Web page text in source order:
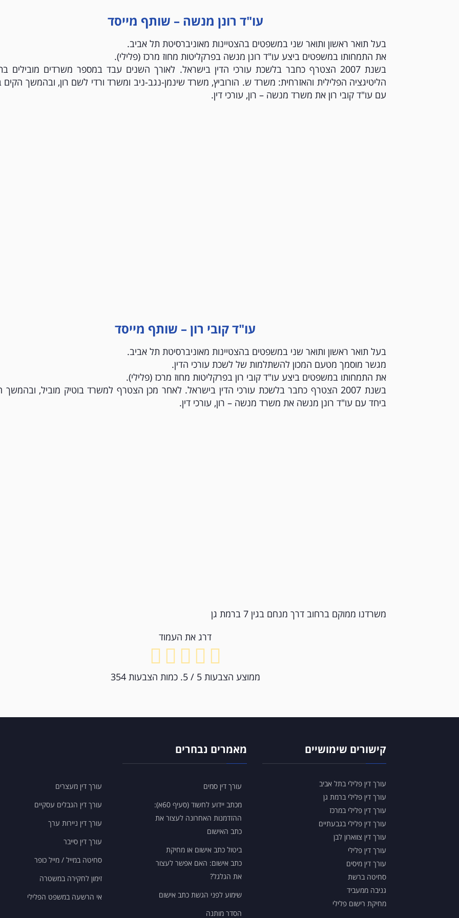
עו"ד רונן מנשה – שותף מייסד
בעל תואר ראשון ותואר שני במשפטים בהצטיינות מאוניברסיטת תל אביב.
את התמחותו במשפטים ביצע עו"ד רונן מנשה בפרקליטות מחוז מרכז (פלילי).
בשנת 2007 הצטרף כחבר בלשכת עורכי הדין בישראל. לאורך השנים עבד במספר משרדים מובילים
הליטיגציה הפלילית והאזרחית: משרד ש. הורוביץ, משרד שינמן-נגב-ניב ומשרד ורדי לשם רון, ובהמשך הקים
עם עו"ד קובי רון את משרד מנשה – רון, עורכי דין.
עו"ד קובי רון – שותף מייסד
בעל תואר ראשון ותואר שני במשפטים בהצטיינות מאוניברסיטת תל אביב.
מגשר מוסמך מטעם המכון להשתלמות של לשכת עורכי הדין.
את התמחותו במשפטים ביצע עו"ד קובי רון בפרקליטות מחוז מרכז (פלילי).
בשנת 2007 הצטרף כחבר בלשכת עורכי הדין בישראל. לאחר מכן הצטרף למשרד בוטיק מוביל, ובהמשך
ביחד עם עו"ד רונן מנשה את משרד מנשה – רון, עורכי דין.
משרדנו ממוקם ברחוב דרך מנחם בגין 7 ברמת גן
דרג את העמוד
ממוצע הצבעות5 / 5. כמות הצבעות 354
קישורים שימושיים
עורך דין פלילי בתל אביב
עורך דין פלילי ברמת גן
עורך דין פלילי במרכז
עורך דין פלילי בגבעתיים
עורך דין צווארון לבן
עורך דין פלילי
עורך דין מיסים
סחיטה ברשת
גניבה ממעביד
מחיקת רישום פלילי
מאמרים נבחרים
עורך דין סמים
מכתב יידוע לחשוד (סעיף 60א):
ההזדמנות האחרונה לעצור את
כתב האישום
ביטול כתב אישום או מחיקת
כתב אישום: האם אפשר לעצור
את הגלגל?
שימוע לפני הגשת כתב אישום
הסדר מותנה
עורך דין מעצרים
עורך דין הגבלים עסקיים
עורך דין ניירות ערך
עורך דין סייבר
סחיטה במייל / מייל כופר
זימון לחקירה במשטרה
אי הרשעה במשפט הפלילי